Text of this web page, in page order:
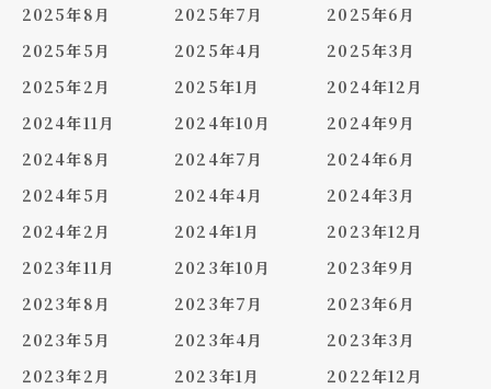
2025年8月
2025年7月
2025年6月
2025年5月
2025年4月
2025年3月
2025年2月
2025年1月
2024年12月
2024年11月
2024年10月
2024年9月
2024年8月
2024年7月
2024年6月
2024年5月
2024年4月
2024年3月
2024年2月
2024年1月
2023年12月
2023年11月
2023年10月
2023年9月
2023年8月
2023年7月
2023年6月
2023年5月
2023年4月
2023年3月
2023年2月
2023年1月
2022年12月